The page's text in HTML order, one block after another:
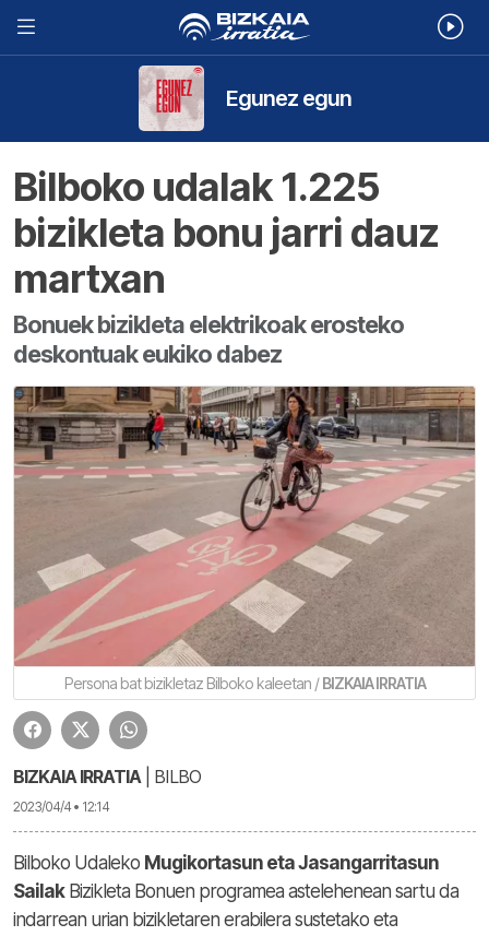
Egunez egun
Bilboko udalak 1.225
bizikleta bonu jarri dauz
martxan
Bonuek bizikleta elektrikoak erosteko
deskontuak eukiko dabez
Persona bat bizikletaz Bilboko kaleetan /BIZKAIA IRRATIA
BIZKAIA IRRATIA| BILBO
2023/04/4 • 12:14
Bilboko Udaleko Mugikortasun eta Jasangarritasun
SailakBizikleta Bonuen programea astelehenean sartu da
indarrean urian bizikletaren erabilera sustetako eta